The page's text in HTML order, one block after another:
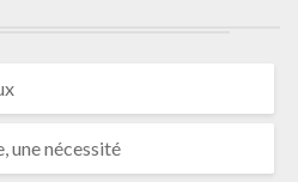
une nécessité